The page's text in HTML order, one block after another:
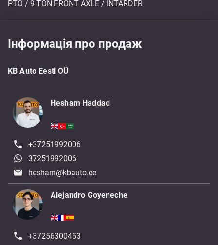
PTO / 9 TON FRONT AXLE / INTARDER
Інформація про продаж
KB Auto Eesti OÜ
Hesham Haddad
+37251992006
37251992006
hesham@kbauto.ee
Alejandro Goyeneche
+37256300453